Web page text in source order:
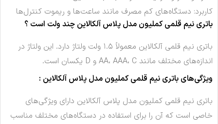
کاربرد: دستگاه‌های کم مصرف مانند ساعت‌ها و ریموت کنترل‌ها
باتری نیم قلمی کملیون مدل پلاس آلکالاین چند ولت است ؟
باتری نیم قلمی آلکالاین معمولاً ۱.۵ ولت ولتاژ دارد. این ولتاژ در
اندازه‌های مختلف مانند AA، AAA، C و D یکسان است.
ویژگی‌های باتری نیم قلمی کملیون مدل پلاس آلکالاین :
باتری نیم قلمی کملیون مدل پلاس آلکالاین دارای ویژگی‌های
خاصی است که آن را برای استفاده در دستگاه‌های مختلف مناسب